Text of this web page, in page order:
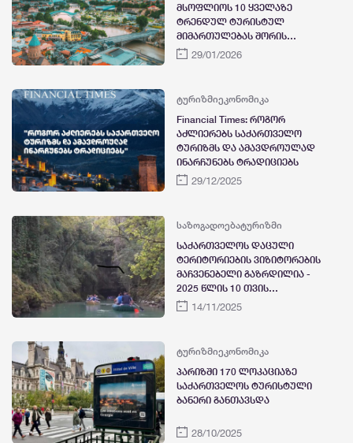
მსოფლიოს 10 ყველაზე
ტრენდულ ტურისტულ
მიმართულებას შორის
დასახელდა
29/01/2026
ტურიზმიეკონომიკა
Financial Times: როგორ
აძლიერებს საქართველო
ტურიზმს და ამავდროულად
ინარჩუნებს ტრადიციებს
29/12/2025
საზოგადოებატურიზმი
საქართველოს დაცული
ტერიტორიების ვიზიტორების
მაჩვენებელი გაზრდილია -
2025 წლის 10 თვის
მონაცემებით, ტერიტორიებს 1
14/11/2025
ტურიზმიეკონომიკა
პარიზში 170 ლოკაციაზე
საქართველოს ტურისტული
ბანერი განთავსდა
28/10/2025